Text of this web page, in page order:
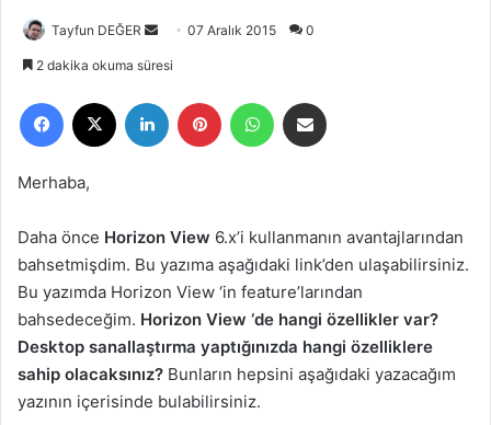
Tayfun DEĞER
e
-
t
a
g
ö
n
d
e
07 Aralık 2015 0
2 dakika okuma süresi
Merhaba,
Daha önce Horizon View 6.x’i kullanmanın avantajlarından
bahsetmişdim. Bu yazıma aşağıdaki link’den ulaşabilirsiniz.
Bu yazımda Horizon View ‘in feature’larından
bahsedeceğim. Horizon View ‘de hangi özellikler var?
Desktop sanallaştırma yaptığınızda hangi özelliklere
sahip olacaksınız? Bunların hepsini aşağıdaki yazacağım
yazının içerisinde bulabilirsiniz.